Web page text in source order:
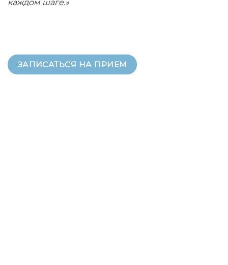
каждом шаге.»
ЗАПИСАТЬСЯ НА ПРИЕМ